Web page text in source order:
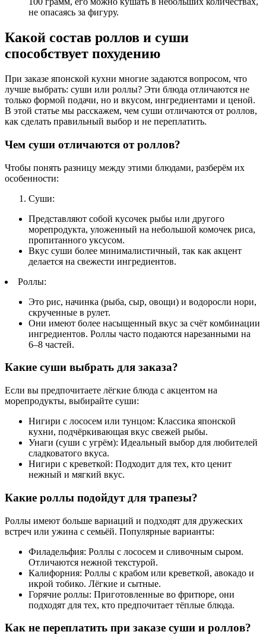
не опасаясь за фигуру.
Какой состав роллов и суши
способствует похудению
При заказе японской кухни многие задаются вопросом, что
лучше выбрать: суши или роллы? Эти блюда отличаются не
только формой подачи, но и вкусом, ингредиентами и ценой.
В этой статье мы расскажем, чем суши отличаются от роллов,
как сделать правильный выбор и не переплатить.
Чем суши отличаются от роллов?
Чтобы понять разницу между этими блюдами, разберём их
особенности:
Суши:
Представляют собой кусочек рыбы или другого
морепродукта, уложенный на небольшой комочек риса,
пропитанного уксусом.
Вкус суши более минималистичный, так как акцент
делается на свежести ингредиентов.
Роллы:
Это рис, начинка (рыба, сыр, овощи) и водоросли нори,
скрученные в рулет.
Они имеют более насыщенный вкус за счёт комбинации
ингредиентов. Роллы часто подаются нарезанными на
6–8 частей.
Какие суши выбрать для заказа?
Если вы предпочитаете лёгкие блюда с акцентом на
морепродукты, выбирайте суши:
Нигири с лососем или тунцом: Классика японской
кухни, подчёркивающая вкус свежей рыбы.
Унаги (суши с угрём): Идеальный выбор для любителей
сладковатого вкуса.
Нигири с креветкой: Подходит для тех, кто ценит
нежный и мягкий вкус.
Какие роллы подойдут для трапезы?
Роллы имеют больше вариаций и подходят для дружеских
встреч или ужина с семьёй. Популярные варианты:
Филадельфия: Роллы с лососем и сливочным сыром.
Отличаются нежной текстурой.
Калифорния: Роллы с крабом или креветкой, авокадо и
икрой тобико. Лёгкие и сытные.
Горячие роллы: Приготовленные во фритюре, они
подходят для тех, кто предпочитает тёплые блюда.
Как не переплатить при заказе суши и роллов?